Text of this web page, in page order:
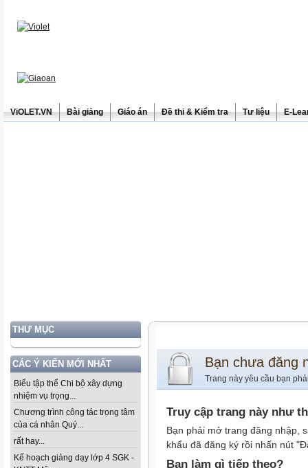
ViOLET.VN Bài giảng Giáo án Đề thi & Kiểm tra Tư liệu E-
THƯ MỤC
CÁC Ý KIẾN MỚI NHẤT
Biểu tập thể Chi bộ xây dựng
nhiệm vụ trọng...
Chương trình công tác trọng tâm
của cá nhân Quý...
rất hay...
Kế hoạch giảng dạy lớp 4 SGK -
Bạn chưa đăng
Trang này yêu cầu bạn
Truy cập trang này như
Bạn phải mở trang đăng nhập,
khẩu đã đăng ký rồi nhấn nút
Bạn làm gì tiếp theo?